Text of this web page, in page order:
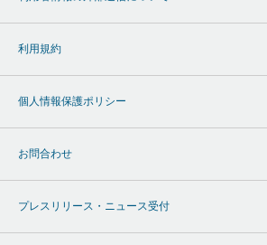
利用規約
個人情報保護ポリシー
お問合わせ
プレスリリース・ニュース受付